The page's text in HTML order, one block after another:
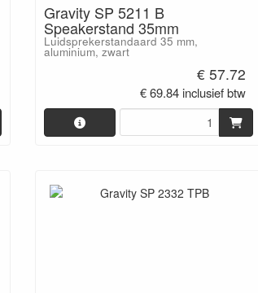
Gravity SP 5211 B
Speakerstand 35mm
Luidsprekerstandaard 35 mm,
aluminium, zwart
€ 57.72
€ 69.84 inclusief btw